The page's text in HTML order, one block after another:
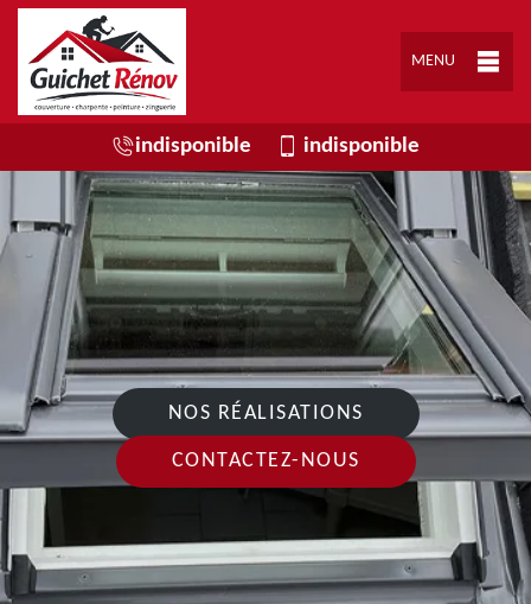
MENU
indisponible indisponible
NOS RÉALISATIONS
CONTACTEZ-NOUS